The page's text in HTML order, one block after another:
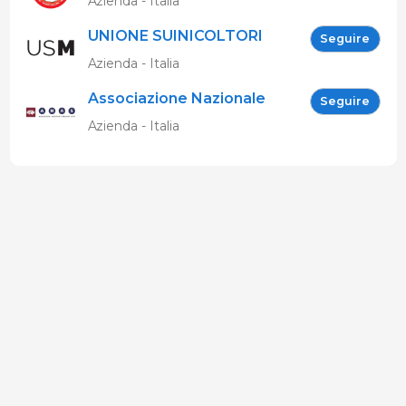
UNIONE SUINICOLTORI
MARCHIGIANI
Seguire
Azienda - Italia
Associazione Nazionale
Allevatori Suini (ANAS)
Seguire
Azienda - Italia